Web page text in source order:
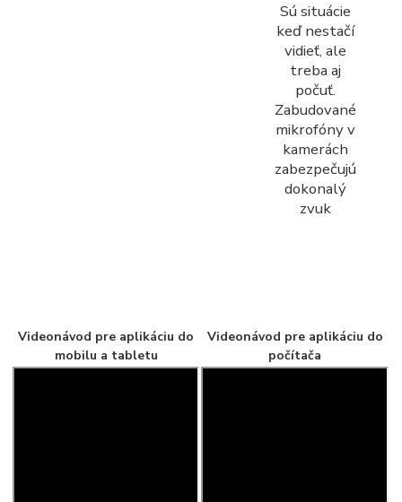
Sú situácie
keď nestačí
vidieť, ale
treba aj
počuť.
Zabudované
mikrofóny v
kamerách
zabezpečujú
dokonalý
zvuk
Videonávod pre aplikáciu do
mobilu a tabletu
Videonávod pre aplikáciu do
počítača